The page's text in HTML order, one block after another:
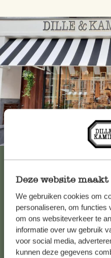
Deze website
We gebruiken cookies om
personaliseren, om functies
om ons websiteverkeer te
informatie over uw gebruik
voor social media,
kunnen deze gegevens
Immer in der
Falls Sie Fragen haben oder
Sie sich bitte an unseren
die Antworten aufhäufig